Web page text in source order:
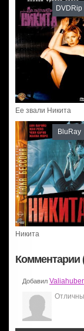
Ее звали Никита
DVDRip
Никита
BluRay
Комментарии
Добавил Valiahuber